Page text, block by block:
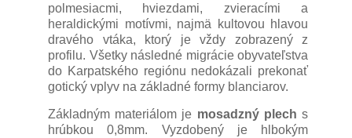
polmesiacmi, hviezdami, zvieracími a
heraldickými motívmi, najmä kultovou hlavou
dravého vtáka, ktorý je vždy zobrazený z
profilu. Všetky následné migrácie obyvateľstva
do Karpatského regiónu nedokázali prekonať
gotický vplyv na základné formy blanciarov.
Základným materiálom je mosadzný plech s
hrúbkou 0,8mm. Vyzdobený je hlbokým